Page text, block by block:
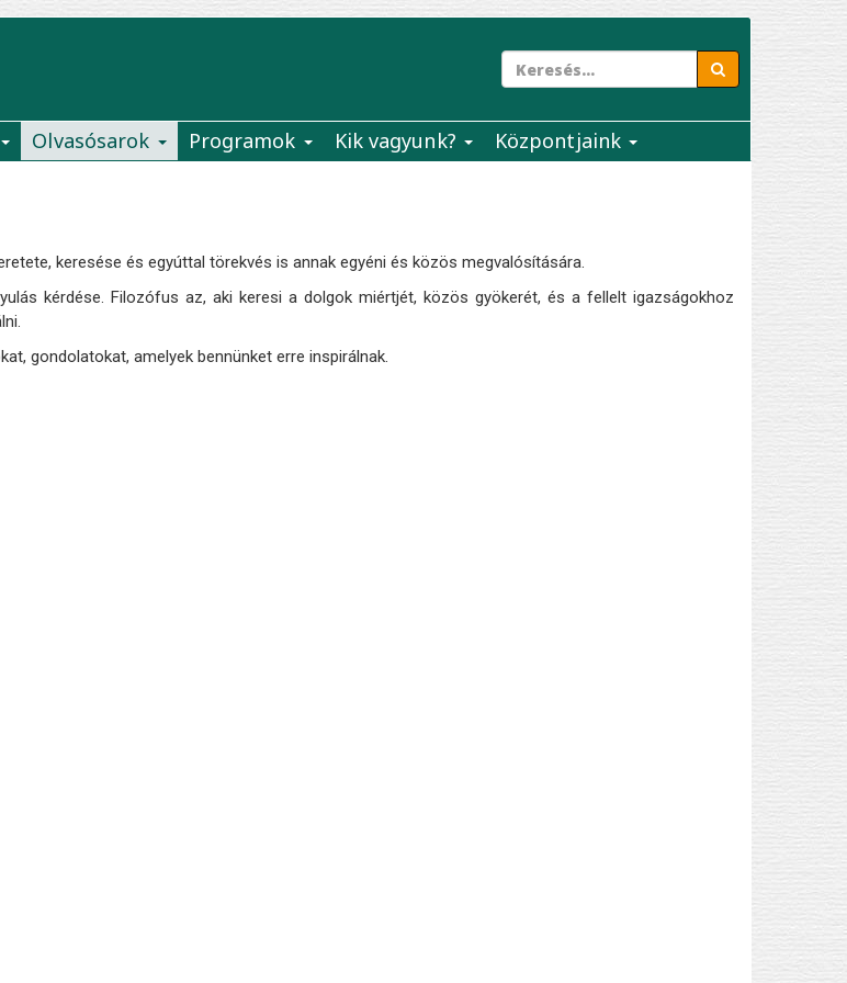
Olvasósarok Programok Kik vagyunk? Központjaink
keresése és egyúttal törekvés is annak egyéni és közös megvalósítására.
kérdése. Filozófus az, aki keresi a dolgok miértjét, közös gyökerét, és a fellelt igazságokhoz
gondolatokat, amelyek bennünket erre inspirálnak.